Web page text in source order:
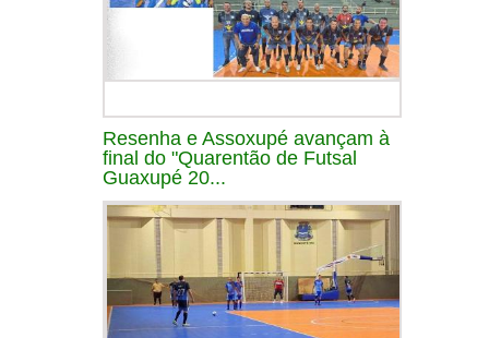
Resenha e Assoxupé avançam à
final do "Quarentão de Futsal
Guaxupé 20...